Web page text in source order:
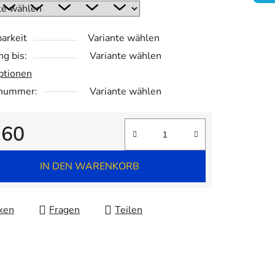
Variante wählen
bis:
Variante wählen
Variante wählen
IN DEN WARENKORB
Fragen Teilen